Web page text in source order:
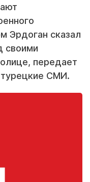
Эрдоган сказал
своими
передает
СМИ.